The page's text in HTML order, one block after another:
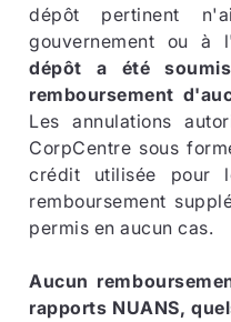
dépôt pertinent
gouvernement ou à
dépôt a été
remboursement
Les annulations
CorpCentre sous
crédit utilisée pour
remboursement
permis en aucun cas.
Aucun
rapports NUANS,